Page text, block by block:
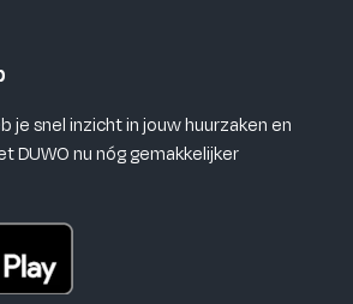
je snel inzicht in jouw huurzaken en
DUWO nu nóg gemakkelijker